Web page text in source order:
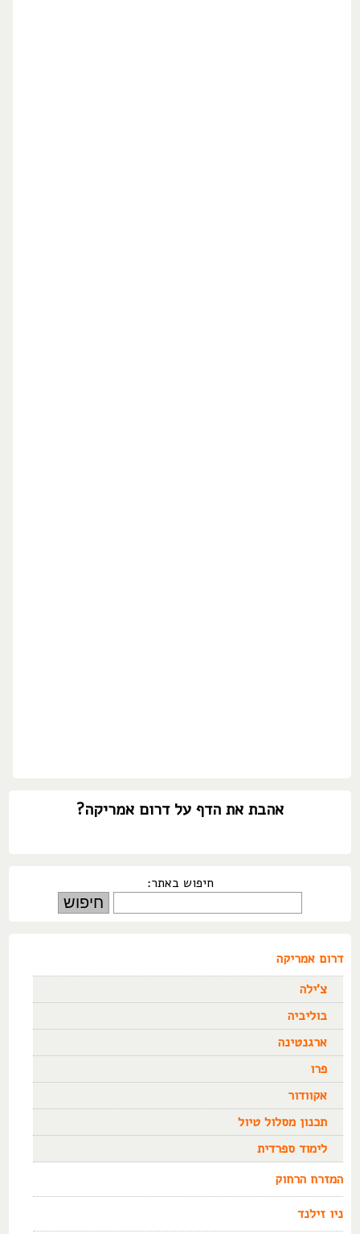
אהבת את הדף על דרום אמריקה?
חיפוש באתר:
דרום אמריקה
צ'ילה
בוליביה
ארגנטינה
פרו
אקוודור
תכנון מסלול טיול
לימוד ספרדית
המזרח הרחוק
ניו זילנד